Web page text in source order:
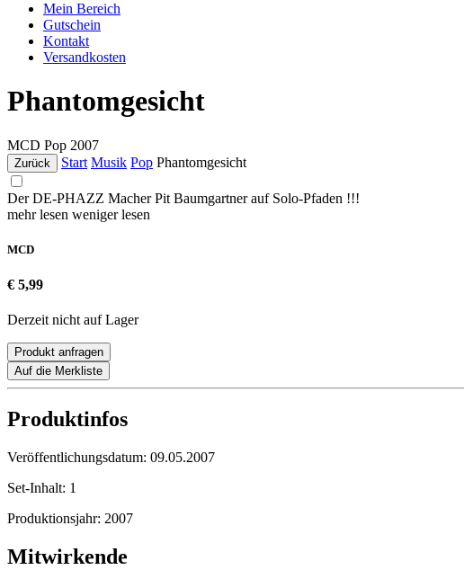
Mein Bereich
Gutschein
Kontakt
Versandkosten
Phantomgesicht
MCD Pop 2007
Zurück Start Musik Pop Phantomgesicht
Der DE-PHAZZ Macher Pit Baumgartner auf Solo-Pfaden !!!
mehr lesen weniger lesen
MCD
€ 5,99
Derzeit nicht auf Lager
Produkt anfragen
Auf die Merkliste
Produktinfos
Veröffentlichungsdatum: 09.05.2007
Set-Inhalt: 1
Produktionsjahr: 2007
Mitwirkende